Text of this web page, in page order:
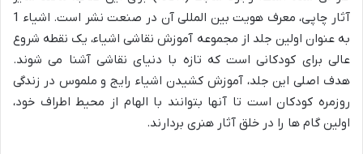
آثار چاپی، معرف هویت بین المللی آن در صنعت نشر است. اشیاء 1
به عنوان اولین جلد از مجموعه آموزش نقاشی اشیاء، یک نقطه شروع
عالی برای کودکانی است که تازه با دنیای نقاشی آشنا می شوند.
هدف اصلی این جلد، آموزش کشیدن اشیاء رایج و ملموس در زندگی
روزمره کودکان است تا آنها بتوانند با الهام از محیط اطراف خود،
اولین گام ها را در خلق آثار هنری بردارند.